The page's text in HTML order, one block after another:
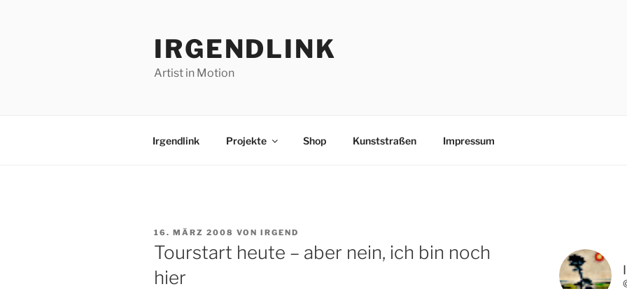
IRGENDLINK
Artist in Motion
Irgendlink Projekte Shop Kunststraßen Impressum
VERÖFFENTLICHT
AM
16. MÄRZ 2008 VON IRGEND
Tourstart heute – aber nein, ich bin noch
hier